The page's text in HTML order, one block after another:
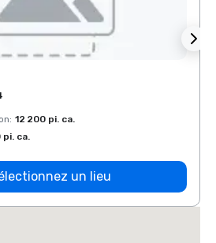
: 12 200 pi. ca.
pi. ca.
un lieu